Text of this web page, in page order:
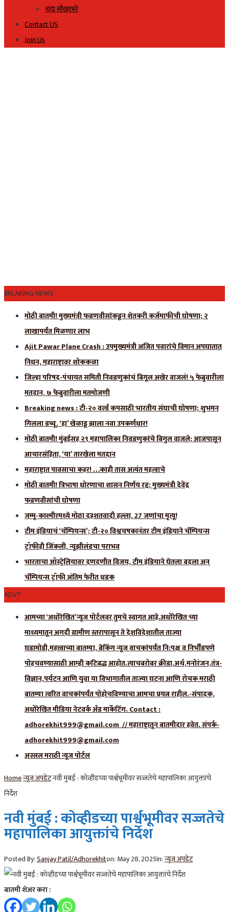
नांदा सौख्यभरे
Contact US
Join Us
BREAKING NEWS
मोठी बातमी! मुख्यमंत्री फडणवीसांकडून शेतकरी कर्जमाफीची घोषणा; २
लाखापर्यंत मिळणार लाभ
Ajit Pawar Plane Crash : उपमुख्यमंत्री अजित पवारांचे विमान अपघातात
निधन, महाराष्ट्रावर शोककळा
जिल्हा परिषद-पंचायत समिती निवडणुकांचं बिगूल अखेर वाजलं! ५ फेब्रुवारीला
मतदान, ७ फेब्रुवारीला मतमोजणी
Breaking news : टी-२० वर्ल्ड कपसाठी भारतीय संघाची घोषणा; शुभमन
गिलला डच्चू, ‘हा’ खेळाडू झाला नवा उपकर्णधार!
मोठी बातमी! मुंबईसह २९ महापालिका निवडणुकांचे बिगुल वाजले; आजपासून
आचारसंहिता, ‘या’ तारखेला मतदान
महाराष्ट्रात पावसाचा कहर! …काही तास अत्यंत महत्वाचे
मोठी बातमी! त्रिभाषा धोरणाचा शासन निर्णय रद्द; मुख्यमंत्री देवेंद्र
फडणवीसांची घोषणा
जम्मू-काश्मीरमध्ये मोठा दहशतवादी हल्ला, 27 जणांचा मृत्यू!
टीम इंडियाचं ‘चॅम्पियन्स’; टी-२० विश्वचषकानंतर टीम इंडियाने चॅम्पियन्स
ट्रॉफीही जिंकली, न्यूझीलंडचा पराभव
भारताचा ऑस्ट्रेलियावर दणदणीत विजय, टीम इंडियाने घेतला बदला अन्
चॅम्पियन्स ट्रॉफी अंतिम फेरीत धडक
ADVT
आमच्या ‘अधोरेखित’न्यूज पोर्टलवर तुमचे स्वागत आहे.अधोरेखित च्या
माध्यमातून अगदी ग्रामीण स्तरापासून ते देशविदेशातील ताज्या
घडामोडी,महत्त्वाच्या बातम्या, ब्रेकिंग न्यूज वाचकांपर्यंत नि:पक्ष व निर्भीडपणे
पोहचवण्यासाठी आम्ही कटिबद्ध आहोत.त्याचबरोबर क्रीडा,अर्थ,मनोरंजन,तंत्र-
विज्ञान,पर्यटन आणि युवा या विभागातील ताज्या घटना आणि रोचक मराठी
बातम्या त्वरित वाचकांपर्यंत पोहोचविण्याचा आमचा प्रयत्न राहील.-संपादक,
अधोरेखित मीडिया नेटवर्क अँड मार्केटिंग. Contact :
adhorekhit999@gmail.com // महाराष्ट्रातून बातमीदार हवेत. संपर्क-
adhorekhit999@gmail.com
अस्सल मराठी न्यूज पोर्टल
Homeन्यूज अपडेटनवी मुंबई : कोव्हीडच्या पार्श्वभूमीवर सज्जतेचे महापालिका आयुक्तांचे
निर्देश
नवी मुंबई : कोव्हीडच्या पार्श्वभूमीवर सज्जतेचे
महापालिका आयुक्तांचे निर्देश
Posted By:Sanjay Patil/Adhorekhiton: May 28, 2025In:न्यूज अपडेट
बातमी शेअर करा :